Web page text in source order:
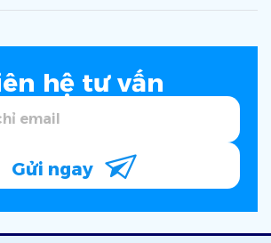
hệ tư vấn
Gửi ngay